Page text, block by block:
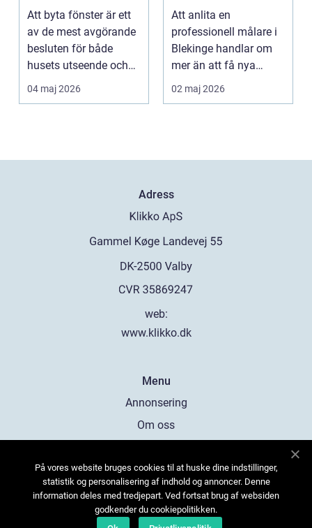
vackert hus
Att byta fönster är ett
av de mest avgörande
besluten för både
husets utseende och
energiförbrukning...
04 maj 2026
hem och företag
Att anlita en
professionell målare i
Blekinge handlar om
mer än att få nya
färger på väggarna.
Rätt ...
02 maj 2026
Adress
web:
www.klikko.dk
Menu
Annonsering
Om oss
Kontakta oss
Sitemap
På vores website bruges cookies til at huske dine indstillinger,
statistik og personalisering af indhold og annoncer. Denne
information deles med tredjepart. Ved fortsat brug af websiden
godkender du cookiepolitikken.